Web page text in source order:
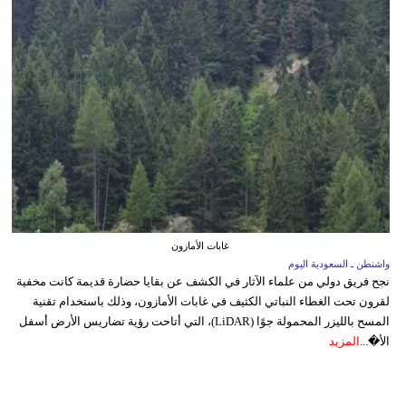
غابات الأمازون
واشنطن ـ السعودية اليوم
نجح فريق دولي من علماء الآثار في الكشف عن بقايا حضارة قديمة كانت مخفية
لقرون تحت الغطاء النباتي الكثيف في غابات الأمازون، وذلك باستخدام تقنية
المسح بالليزر المحمولة جوًا (LiDAR)، التي أتاحت رؤية تضاريس الأرض أسفل
الأ�... المزيد